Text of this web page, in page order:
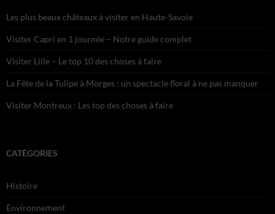
Les plus beaux châteaux à visiter en Haute-Savoie
Visiter Capri en 1 journée – Notre guide complet
Visiter Lille – Le top 10 des choses à faire
La Fête de la Tulipe à Morges : un spectacle floral à ne pas manquer
Visiter Montreux : Les top des choses à faire
CATÉGORIES
Histoire
Environnement